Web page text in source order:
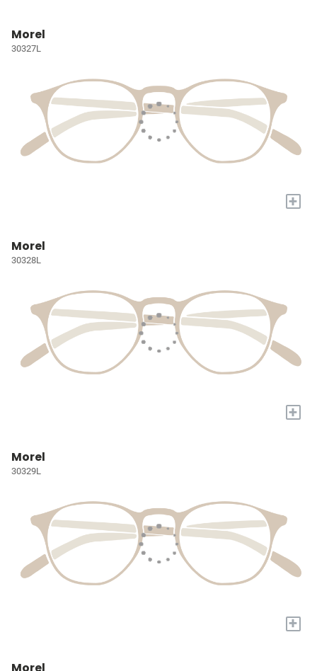
Morel
30327L
+
Morel
30328L
+
Morel
30329L
+